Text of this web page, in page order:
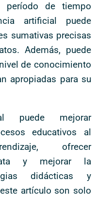
de tiempo
artificial puede
sumativas precisas
Además, puede
de conocimiento
apropiadas para su
puede mejorar
educativos al
ofrecer
y mejorar la
didácticas y
artículo son solo